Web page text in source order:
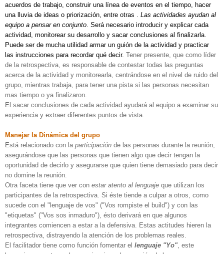
acuerdos de trabajo, construir una línea de eventos en el tiempo, hacer
una lluvia de ideas o priorización, entre otras . Las actividades ayudan al
equipo a pensar en conjunto . Será necesario introducir y explicar cada
actividad, monitorear su desarrollo y sacar conclusiones al finalizarla.
Puede ser de mucha utilidad armar un guión de la actividad y practicar
las instrucciones para recordar qué decir. Tener presente, que como líder
de la retrospectiva, es responsable de contestar todas las preguntas
acerca de la actividad y monitorearla, centrándose en el nivel de ruido del
grupo, mientras trabaja, para tener una pista si las personas necesitan
mas tiempo o ya finalizaron.
El sacar conclusiones de cada actividad ayudará al equipo a examinar su
experiencia y extraer diferentes puntos de vista.
Manejar la Dinámica del grupo
Está relacionado con la participación de las personas durante la reunión,
asegurándose que las personas que tienen algo que decir tengan la
oportunidad de decirlo y asegurarse que quien tiene demasiado para decir
no domine la reunión.
Otra faceta tiene que ver con estar atento al lenguaje que utilizan los
participantes de la retrospectiva. Si éste tiende a culpar a otros, como
sucede con el "lenguaje de vos" ("Vos rompiste el build") y con las
"etiquetas" ("Vos sos inmaduro"), ésto derivará en que algunos
integrantes comiencen a estar a la defensiva. Estas actitudes hieren la
retrospectiva, distrayendo la atención de los problemas reales.
El facilitador tiene como función fomentar el lenguaje "Yo", este